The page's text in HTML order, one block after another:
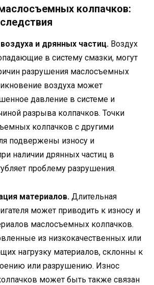
колпачков:
и дрянных частиц. Воздух
в систему смазки, могут
разрушения маслосъемных
воздуха может
давление в системе и
разрыва колпачков. Точки
колпачков с другими
подвержены износу и
наличии дрянных частиц в
проблему разрушения.
материалов. Длительная
может приводить к износу и
маслосъемных колпачков.
из низкокачественных или
нагрузку материалов, склонны к
или разрушению. Износ
может быть также связан